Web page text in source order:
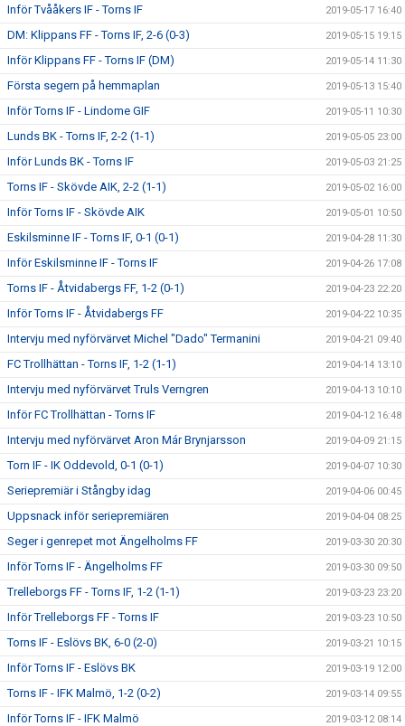
Inför Tvååkers IF - Torns IF 2019-05-17 16:40
DM: Klippans FF - Torns IF, 2-6 (0-3) 2019-05-15 19:15
Inför Klippans FF - Torns IF (DM) 2019-05-14 11:30
Första segern på hemmaplan 2019-05-13 15:40
Inför Torns IF - Lindome GIF 2019-05-11 10:30
Lunds BK - Torns IF, 2-2 (1-1) 2019-05-05 23:00
Inför Lunds BK - Torns IF 2019-05-03 21:25
Torns IF - Skövde AIK, 2-2 (1-1) 2019-05-02 16:00
Inför Torns IF - Skövde AIK 2019-05-01 10:50
Eskilsminne IF - Torns IF, 0-1 (0-1) 2019-04-28 11:30
Inför Eskilsminne IF - Torns IF 2019-04-26 17:08
Torns IF - Åtvidabergs FF, 1-2 (0-1) 2019-04-23 22:20
Inför Torns IF - Åtvidabergs FF 2019-04-22 10:35
Intervju med nyförvärvet Michel "Dado" Termanini 2019-04-21 09:40
FC Trollhättan - Torns IF, 1-2 (1-1) 2019-04-14 13:10
Intervju med nyförvärvet Truls Verngren 2019-04-13 10:10
Inför FC Trollhättan - Torns IF 2019-04-12 16:48
Intervju med nyförvärvet Aron Már Brynjarsson 2019-04-09 21:15
Torn IF - IK Oddevold, 0-1 (0-1) 2019-04-07 10:30
Seriepremiär i Stångby idag 2019-04-06 00:45
Uppsnack inför seriepremiären 2019-04-04 08:25
Seger i genrepet mot Ängelholms FF 2019-03-30 20:30
Inför Torns IF - Ängelholms FF 2019-03-30 09:50
Trelleborgs FF - Torns IF, 1-2 (1-1) 2019-03-23 23:20
Inför Trelleborgs FF - Torns IF 2019-03-23 10:50
Torns IF - Eslövs BK, 6-0 (2-0) 2019-03-21 10:15
Inför Torns IF - Eslövs BK 2019-03-19 12:00
Torns IF - IFK Malmö, 1-2 (0-2) 2019-03-14 09:55
Inför Torns IF - IFK Malmö 2019-03-12 08:14